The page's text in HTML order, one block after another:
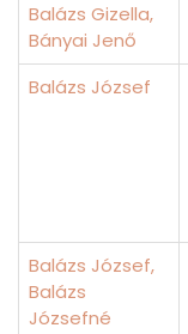
Balázs Gizella,
Bányai Jenő
Balázs József
Balázs József,
Balázs
Józsefné